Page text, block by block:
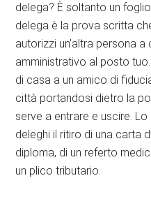
delega? È soltanto un
delega è la prova scritta
autorizzi un’altra persona a
amministrativo al posto
di casa a un amico di
città portandosi dietro la
serve a entrare e uscire.
deleghi il ritiro di una carta
diploma, di un referto
un plico tributario.